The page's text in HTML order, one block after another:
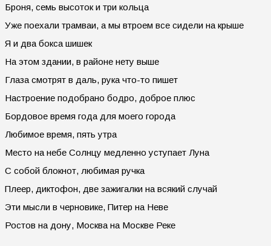
Броня, семь высоток и три кольца
Уже поехали трамваи, а мы втроем все сидели на крыше
Я и два бокса шишек
На этом здании, в районе нету выше
Глаза смотрят в даль, рука что-то пишет
Настроение подобрано бодро, доброе плюс
Бордовое время года для моего города
Любимое время, пять утра
Место на небе Солнцу медленно уступает Луна
С собой блокнот, любимая ручка
Плеер, диктофон, две зажигалки на всякий случай
Эти мысли в черновике, Питер на Неве
Ростов на дону, Москва на Москве Реке